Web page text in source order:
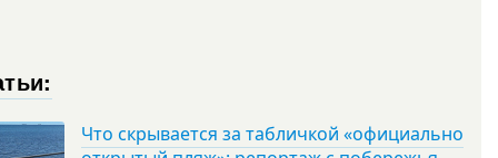
Что скрывается за табличкой «официально